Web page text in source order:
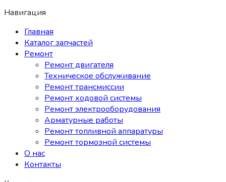
Навигация
Главная
Каталог запчастей
Ремонт
Ремонт двигателя
Техническое обслуживание
Ремонт трансмиссии
Ремонт ходовой системы
Ремонт электрооборудования
Арматурные работы
Ремонт топливной аппаратуры
Ремонт тормозной системы
О нас
Контакты